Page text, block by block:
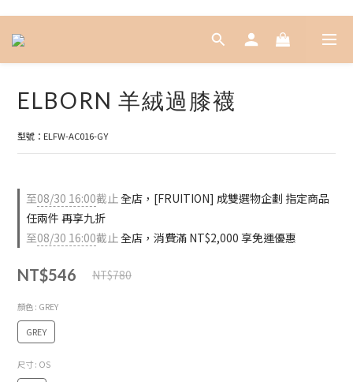
ELBORN 羊絨過膝襪
型號：ELFW-AC016-GY
至08/30 16:00截止全店，[FRUITION] 成雙選物企劃 指定商品
任兩件 再享九折
至08/30 16:00截止全店，消費滿 NT$2,000 享免運優惠
NT$546 NT$780
顏色 : GREY
GREY
尺寸 : OS